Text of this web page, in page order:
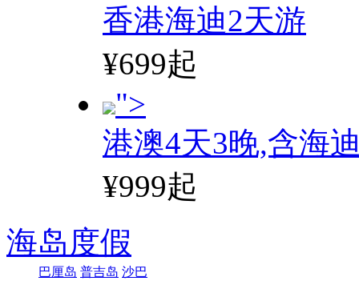
香港海迪2天游
¥699起
">
港澳4天3晚,含海
¥999起
海岛度假
巴厘岛 普吉岛 沙巴